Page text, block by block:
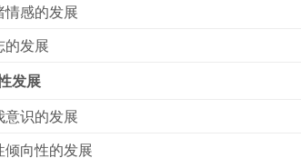
情感的发展
的发展
发展
意识的发展
向性的发展